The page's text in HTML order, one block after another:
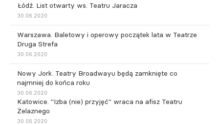
Łódź. List otwarty ws. Teatru Jaracza
30.06.2020
Warszawa. Baletowy i operowy początek lata w Teatrze
Druga Strefa
30.06.2020
Nowy Jork. Teatry Broadwayu będą zamknięte co
najmniej do końca roku
30.06.2020
Katowice. "Izba (nie) przyjęć" wraca na afisz Teatru
Żelaznego
30.06.2020